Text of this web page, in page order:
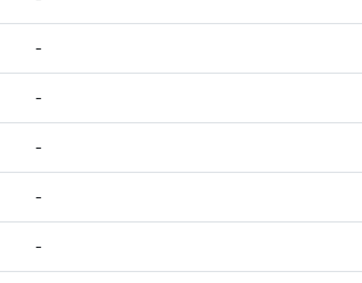
-
-
-
-
-